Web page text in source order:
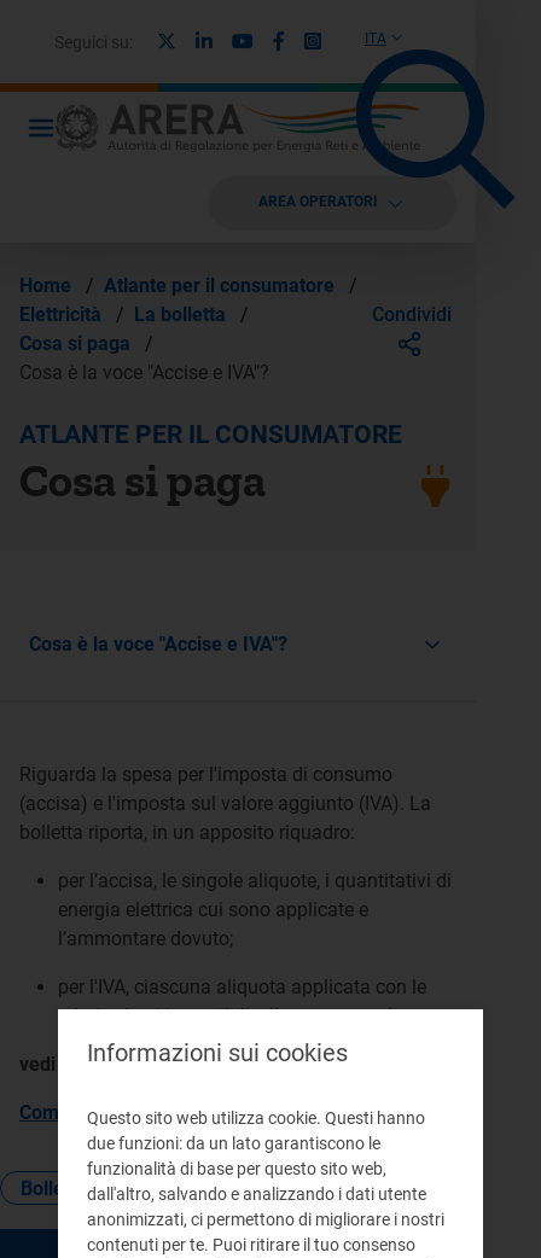
ITA
Seguici su: LinkedinYoutubeFacebook
Instagram
AREA OPERATORI
Home / Atlante per il consumatore
/
Elettricità
/ La bolletta
/
Cosa si paga
/
Cosa è la voce "Accise e IVA"?
Condividi
ATLANTE PER IL CONSUMATORE
Cosa si paga
Cosa è la voce "Accise e IVA"?
Riguarda la spesa per l'imposta di consumo
(accisa) e l'imposta sul valore aggiunto (IVA). La
bolletta riporta, in un apposito riquadro:
per l’accisa, le singole aliquote, i quantitativi di
energia elettrica cui sono applicate e
l’ammontare dovuto;
per l'IVA, ciascuna aliquota applicata con le
relative basi imponibili e l’ammontare dovuto.
vedi anche:
Come leggere la bolletta
Bolletta Imposta
Informazioni sui cookies
Questo sito web utilizza cookie. Questi hanno
due funzioni: da un lato garantiscono le
funzionalità di base per questo sito web,
dall'altro, salvando e analizzando i dati utente
anonimizzati, ci permettono di migliorare i nostri
contenuti per te. Puoi ritirare il tuo consenso